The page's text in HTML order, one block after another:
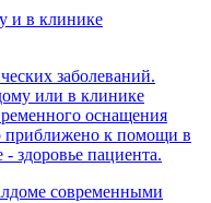
заболеваний.
или в клинике
оснащения
приближено к помощи в
здоровье пациента.